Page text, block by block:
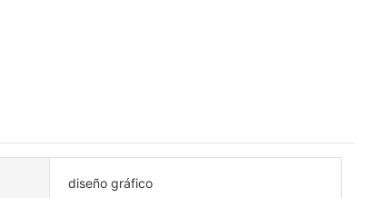
diseño gráfico